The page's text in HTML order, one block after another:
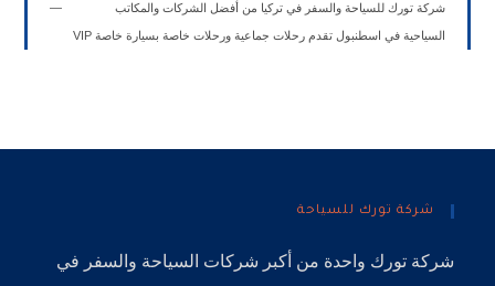
شركة تورك للسياحة والسفر في تركيا من أفضل الشركات والمكاتب
السياحية في اسطنبول تقدم رحلات جماعية ورحلات خاصة بسيارة خاصة VIP
شركة تورك للسياحة
شركة تورك واحدة من أكبر شركات السياحة والسفر في